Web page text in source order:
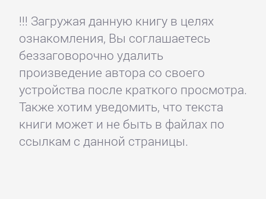
!!! Загружая данную книгу в целях
ознакомления, Вы соглашаетесь
беззаговорочно удалить
произведение автора со своего
устройства после краткого просмотра.
Также хотим уведомить, что текста
книги может и не быть в файлах по
ссылкам с данной страницы.